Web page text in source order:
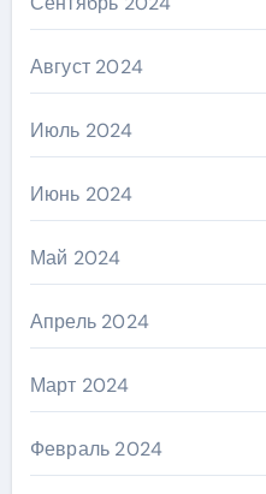
Август 2024
Июль 2024
Июнь 2024
Май 2024
Апрель 2024
Март 2024
Февраль 2024